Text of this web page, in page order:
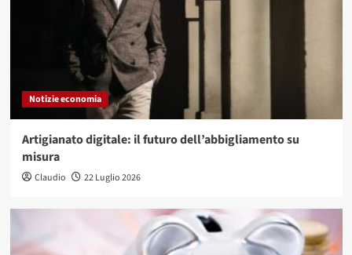
Notizie economia
Artigianato digitale: il futuro dell’abbigliamento su
misura
Claudio 22 Luglio 2026